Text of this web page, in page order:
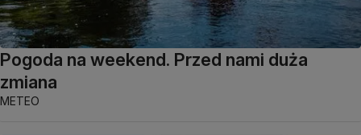
Pogoda na weekend. Przed nami duża
zmiana
METEO